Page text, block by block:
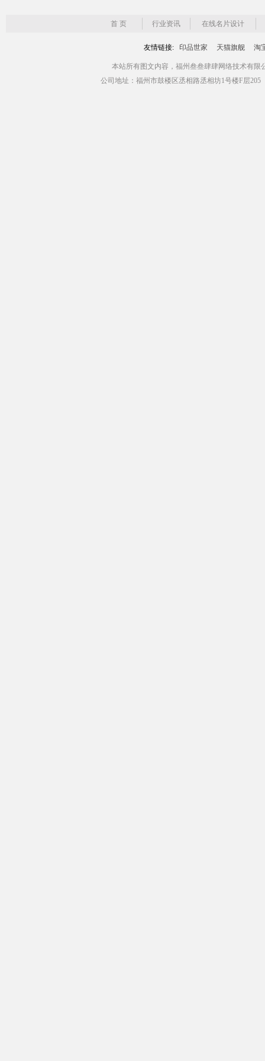
首 页 行业资讯 在线名片设计
友情链接: 印品世家 天猫旗舰 淘
本站所有图文内容，福州叁叁肆肆网络技术有限
公司地址：福州市鼓楼区丞相路丞相坊1号楼F层